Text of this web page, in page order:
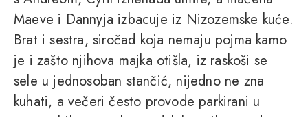
Maeve i Dannyja izbacuje iz Nizozemske kuće.
Brat i sestra, siročad koja nemaju pojma kamo
je i zašto njihova majka otišla, iz raskoši se
sele u jednosoban stančić, nijedno ne zna
kuhati, a večeri često provode parkirani u